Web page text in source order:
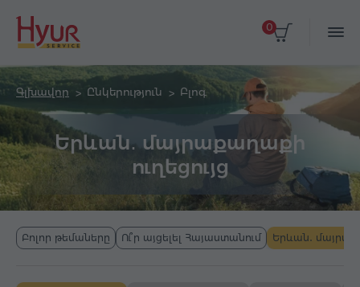
0
Գլխավոր Ընկերություն Բլոգ
Երևան․ մայրաքաղաքի
ուղեցույց
Բոլոր թեմաները Ու՞ր այցելել Հայաստանում Երևան․